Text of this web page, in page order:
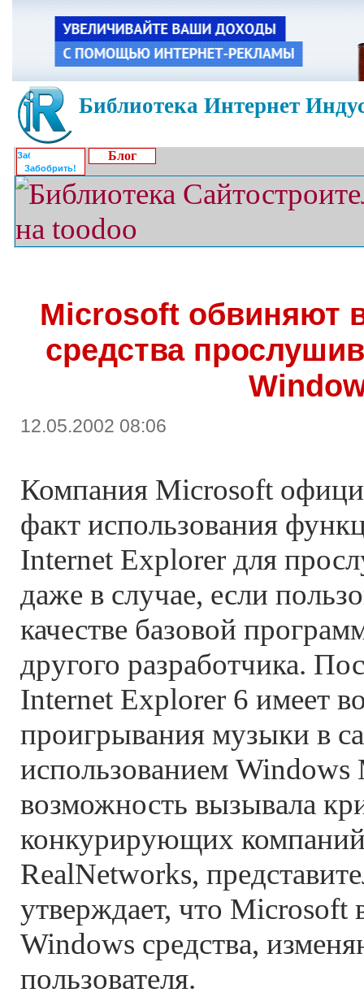
Библиотека Интернет
Забобрить!
Блог
Microsoft обвиняют
средства
12.05.2002 08:06
Компания Microsoft
факт использования
Internet Explorer для
даже в случае, если
качестве базовой
другого разработчика.
Internet Explorer 6 имеет
проигрывания музыки в
использованием Windows
возможность вызывала
конкурирующих
RealNetworks,
утверждает, что Microsoft
Windows средства,
пользователя.